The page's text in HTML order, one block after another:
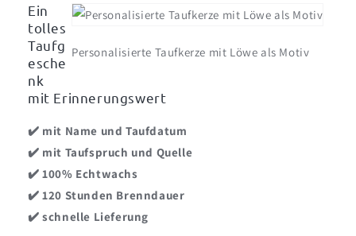
Personalisierte Taufkerze mit Löwe als Motiv
Ein
tolles
Taufg
esche
nk
mit Erinnerungswert
✔️ mit Name und Taufdatum
✔️ mit Taufspruch und Quelle
✔️ 100% Echtwachs
✔️ 120 Stunden Brenndauer
✔️ schnelle Lieferung